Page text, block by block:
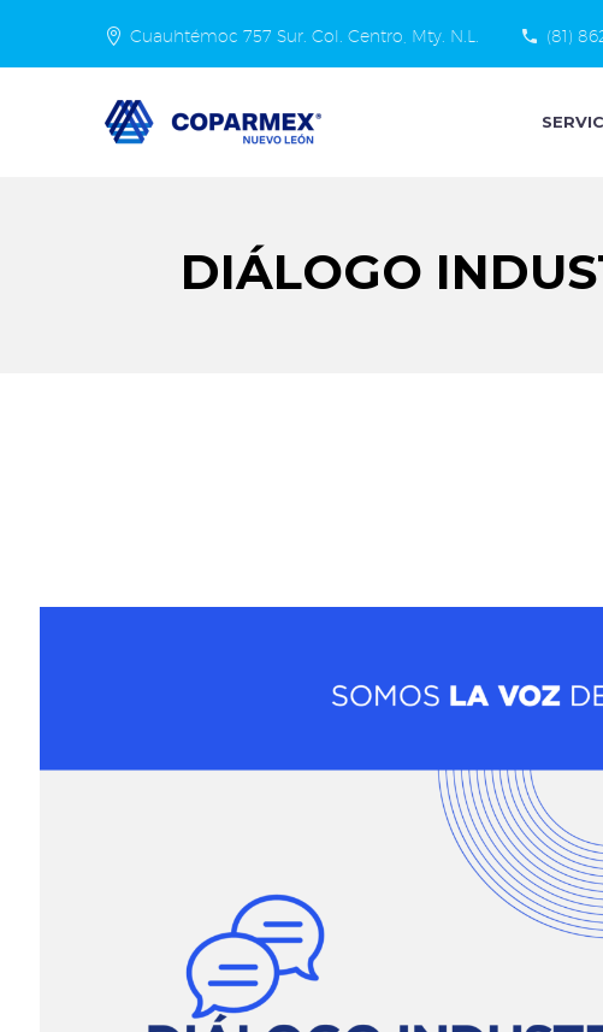
Cuauhtémoc 757 Sur. Col. Centro, Mty. N.L. (81)
DIÁLOGO